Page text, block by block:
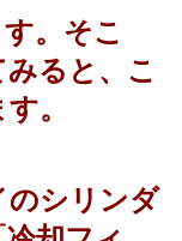
。そこ
ると、こ
。
のシリンダ